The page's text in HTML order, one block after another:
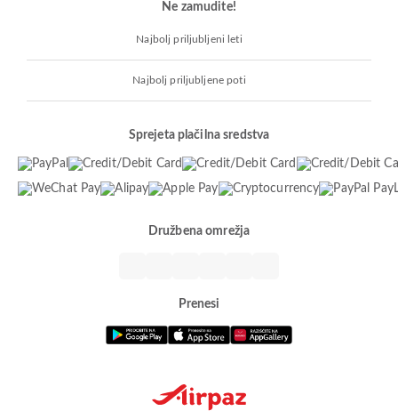
Ne zamudite!
Najbolj priljubljeni leti
Najbolj priljubljene poti
Sprejeta plačilna sredstva
Družbena omrežja
Prenesi